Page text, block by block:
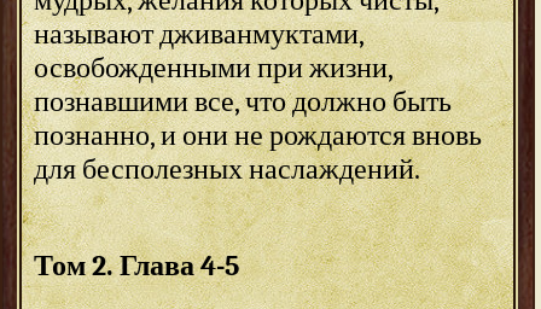
называют дживанмуктами,
освобожденными при жизни,
познавшими все, что должно быть
познанно, и они не рождаются вновь
для бесполезных наслаждений.
Том 2. Глава 4-5